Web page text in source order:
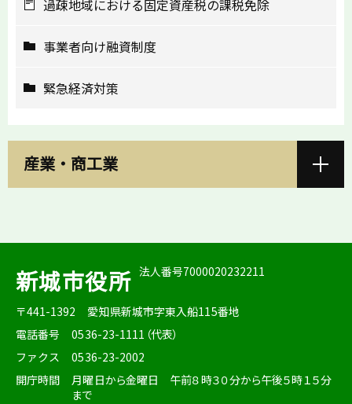
過疎地域における固定資産税の課税免除
事業者向け融資制度
緊急経済対策
産業・商工業
新城市役所 法人番号7000020232211
〒441-1392
愛知県新城市字東入船115番地
電話番号
0536-23-1111（代表）
ファクス
0536-23-2002
開庁時間
月曜日から金曜日 午前８時３０分から午後５時１５分
まで